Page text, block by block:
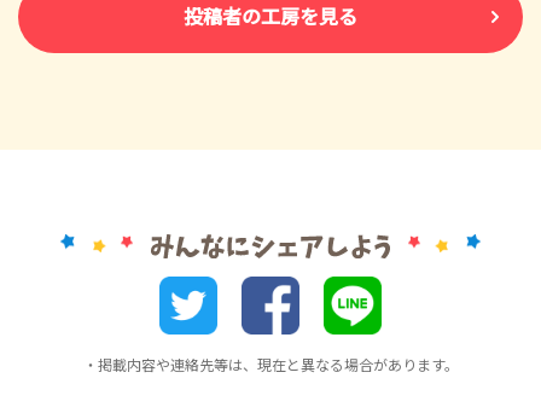
投稿者の工房を見る
・掲載内容や連絡先等は、現在と異なる場合があります。